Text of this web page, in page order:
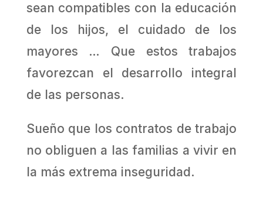
sean compatibles con la educación
de los hijos, el cuidado de los
mayores … Que estos trabajos
favorezcan el desarrollo integral
de las personas.
Sueño que los contratos de trabajo
no obliguen a las familias a vivir en
la más extrema inseguridad.